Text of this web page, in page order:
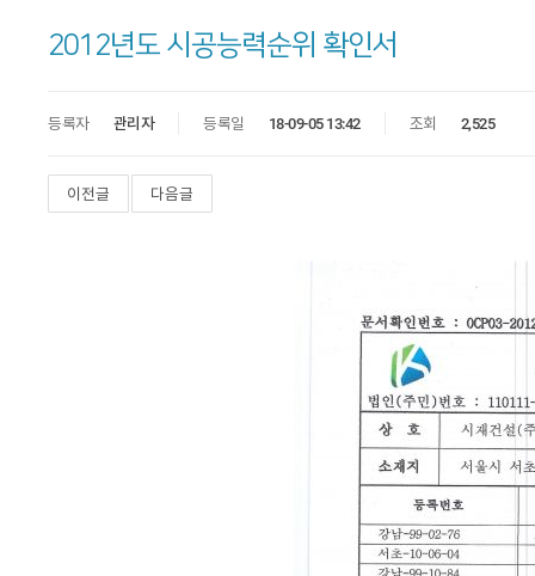
2012년도 시공능력순위 확인서
등록자 관리자 등록일 18-09-05 13:42 조회 2,525
이전글 다음글